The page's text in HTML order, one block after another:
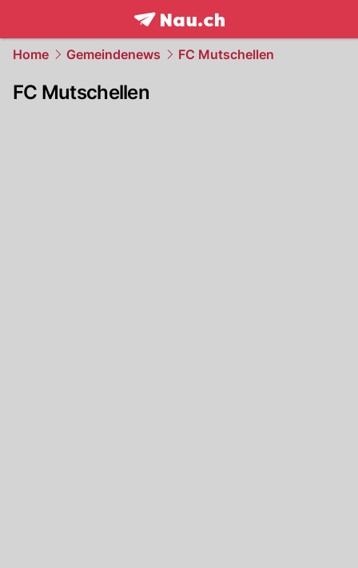
frontpage.NAU.ch
Home Gemeindenews FC Mutschellen
FC Mutschellen